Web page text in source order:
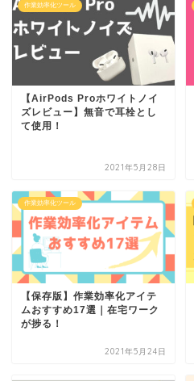
作業効率化ツール
【AirPods Proホワイトノイ
ズレビュー】無音で耳栓とし
て使用！
2021年5月28日
作業効率化ツール
【保存版】作業効率化アイテ
ムおすすめ17選｜在宅ワーク
が捗る！
2021年5月24日